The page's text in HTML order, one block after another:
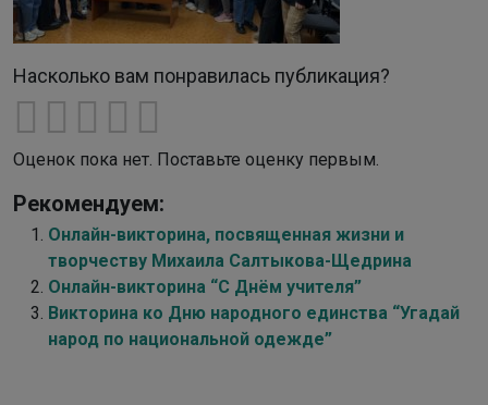
Насколько вам понравилась публикация?
Оценок пока нет. Поставьте оценку первым.
Рекомендуем:
Онлайн-викторина, посвященная жизни и
творчеству Михаила Салтыкова-Щедрина
Онлайн-викторина “С Днём учителя”
Викторина ко Дню народного единства “Угадай
народ по национальной одежде”